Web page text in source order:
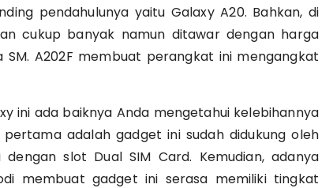
pendahulunya yaitu Galaxy A20. Bahkan, di
cukup banyak namun ditawar dengan harga
A202F membuat perangkat ini mengangkat
ini ada baiknya Anda mengetahui kelebihannya
adalah gadget ini sudah didukung oleh
slot Dual SIM Card. Kemudian, adanya
membuat gadget ini serasa memiliki tingkat